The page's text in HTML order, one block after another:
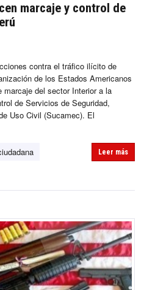
marcaje y control de
contra el tráfico ilícito de
de los Estados Americanos
marcaje del sector Interior a la
de Servicios de Seguridad,
Uso Civil (Sucamec). El
Leer más